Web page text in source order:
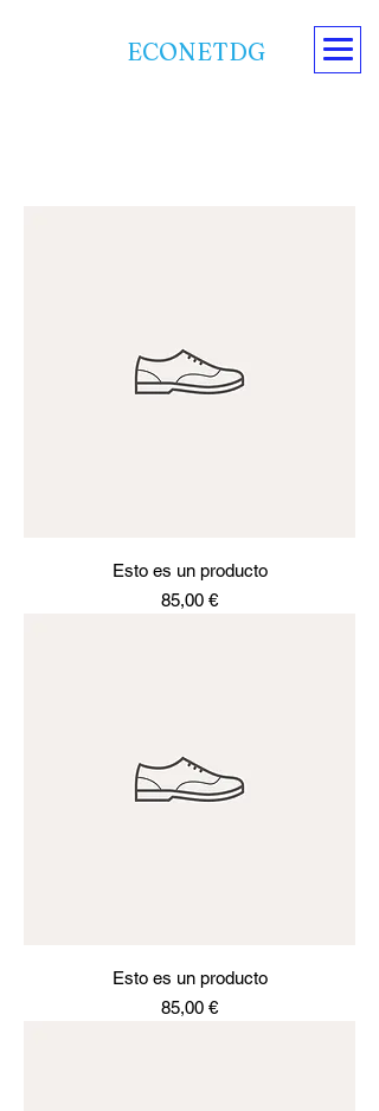
ECONETDG
Esto es un producto
Precio
85,00 €
Esto es un producto
Precio
85,00 €